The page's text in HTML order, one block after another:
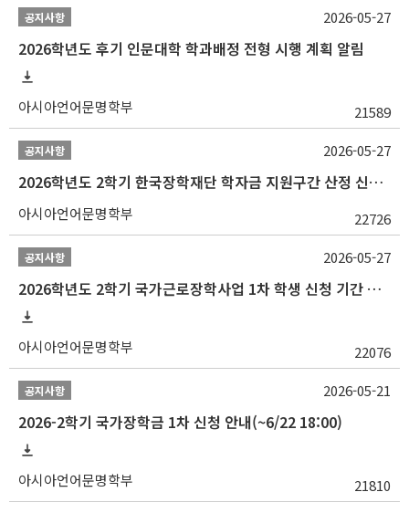
공지사항
2026학년도 후기 인문대학 학과배정 전형 시행 계획 알림
아시아언어문명학부 21589
2026-05-27
공지사항
2026학년도 2학기 한국장학재단 학자금 지원구간 산정 신청 안내
아시아언어문명학부 22726
2026-05-27
공지사항
2026학년도 2학기 국가근로장학사업 1차 학생 신청 기간 안내
아시아언어문명학부 22076
2026-05-27
공지사항
2026-2학기 국가장학금 1차 신청 안내(~6/22 18:00)
아시아언어문명학부 21810
2026-05-21